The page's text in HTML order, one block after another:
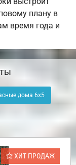
плану в
время года и
дома 6х5
ХИТ ПРОДАЖ